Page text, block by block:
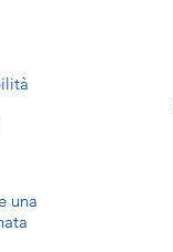
una